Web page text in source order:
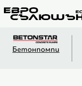
Бетонпомпи